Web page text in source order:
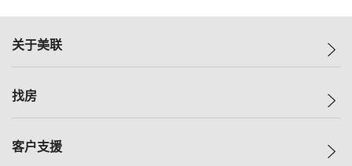
关于美联
美联集团
人才招募
找房
一手新房
客户支援